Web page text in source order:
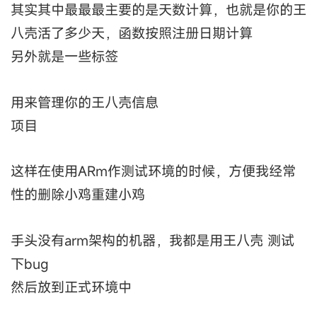
其实其中最最最主要的是天数计算，也就是你的王
八壳活了多少天，函数按照注册日期计算
另外就是一些标签
用来管理你的王八壳信息
项目
这样在使用ARm作测试环境的时候，方便我经常
性的删除小鸡重建小鸡
手头没有arm架构的机器，我都是用王八壳 测试
下bug
然后放到正式环境中